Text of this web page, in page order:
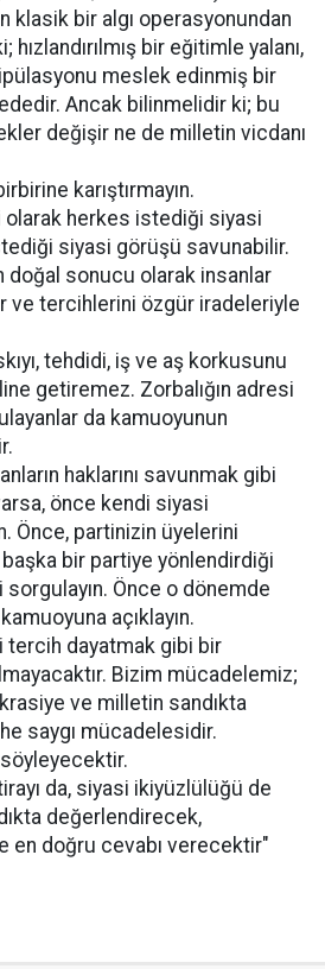
klasik bir algı operasyonundan
bir eğitimle yalanı,
meslek edinmiş bir
Ancak bilinmelidir ki; bu
değişir ne de milletin vicdanı
karıştırmayın.
olarak herkes istediği siyasi
siyasi görüşü savunabilir.
doğal sonucu olarak insanlar
ve tercihlerini özgür iradeleriyle
tehdidi, iş ve aş korkusunu
getiremez. Zorbalığın adresi
da kamuoyunun
haklarını savunmak gibi
önce kendi siyasi
Önce, partinizin üyelerini
bir partiye yönlendirdiği
Önce o dönemde
açıklayın.
tercih dayatmak gibi bir
Bizim mücadelemiz;
ve milletin sandıkta
saygı mücadelesidir.
da, siyasi ikiyüzlülüğü de
değerlendirecek,
en doğru cevabı verecektir"